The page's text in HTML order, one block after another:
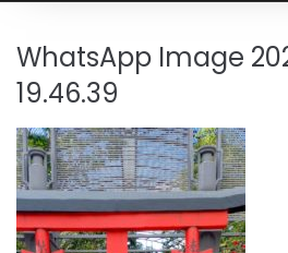
WhatsApp Image
19.46.39